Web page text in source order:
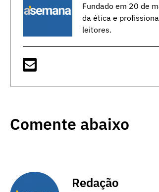
Fundado em 20 de
da ética e
leitores.
Comente abaixo
Redação